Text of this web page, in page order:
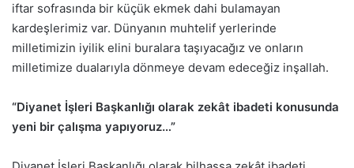
iftar sofrasında bir küçük ekmek dahi bulamayan
kardeşlerimiz var. Dünyanın muhtelif yerlerinde
milletimizin iyilik elini buralara taşıyacağız ve onların
milletimize dualarıyla dönmeye devam edeceğiz inşallah.
“Diyanet İşleri Başkanlığı olarak zekât ibadeti konusunda
yeni bir çalışma yapıyoruz…”